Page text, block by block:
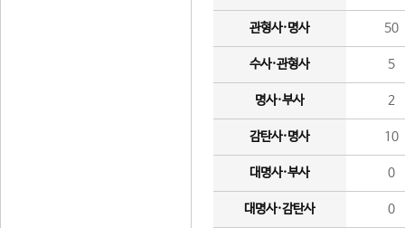
관형사·명사 50
수사·관형사 5
명사·부사 2
감탄사·명사 10
대명사·부사 0
대명사·감탄사 0